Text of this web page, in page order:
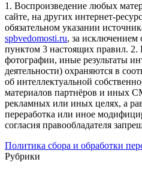
1. Воспроизведение любых
сайте, на других интернет-
обязательном указании
spbvedomosti.ru, за исключением
пунктом 3 настоящих правил. 2.
фотографии, иные результаты
деятельности) охраняются в
об интеллектуальной
материалов партнёров и иных
рекламных или иных целях, а
переработка или иное
согласия правообладателя
Политика сбора и обработки
Рубрики